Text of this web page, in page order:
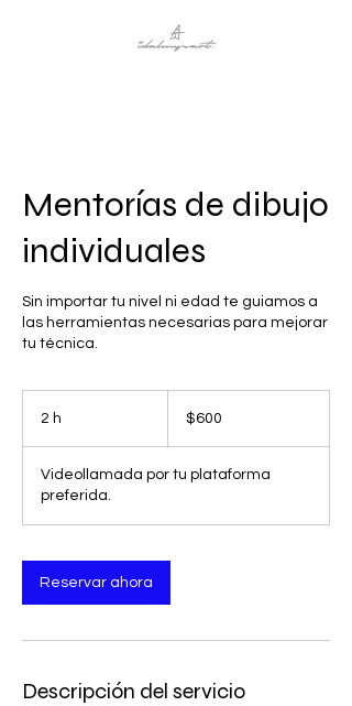
Mentorías de dibujo
individuales
Sin importar tu nivel ni edad te guiamos a
las herramientas necesarias para mejorar
tu técnica.
2 h
pesos
mexicanos
$600
Videollamada por tu plataforma
preferida.
Reservar ahora
Descripción del servicio